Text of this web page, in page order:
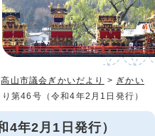
高山市議会ぎかいだより > ぎかい
第46号（令和4年2月1日発行）
4年2月1日発行）